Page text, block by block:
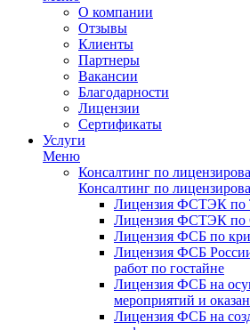
О компании
Отзывы
Клиенты
Партнеры
Вакансии
Благодарности
Лицензии
Сертификаты
Услуги
Меню
Консалтинг по
Консалтинг по
Лицензия ФСТЭК
Лицензия ФСТЭК
Лицензия ФСБ по
Лицензия ФСБ
работ по гостайне
Лицензия ФСБ на
мероприятий и
Лицензия ФСБ на